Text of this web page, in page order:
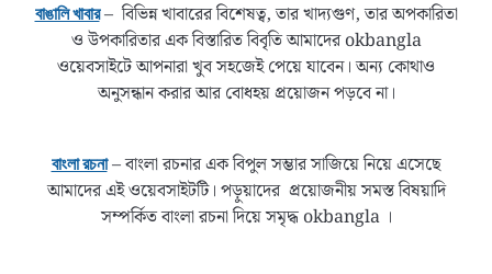
বাঙালি খাবার– বিভিন্ন খাবারের বিশেষত্ব, তার খাদ্যগুণ, তার অপকারিতা
ও উপকারিতার এক বিস্তারিত বিবৃতি আমাদের okbangla
ওয়েবসাইটে আপনারা খুব সহজেই পেয়ে যাবেন। অন্য কোথাও
অনুসন্ধান করার আর বোধহয় প্রয়োজন পড়বে না।
বাংলা রচনা– বাংলা রচনার এক বিপুল সম্ভার সাজিয়ে নিয়ে এসেছে
আমাদের এই ওয়েবসাইটটি। পড়ুয়াদের প্রয়োজনীয় সমস্ত বিষয়াদি
সম্পর্কিত বাংলা রচনা দিয়ে সমৃদ্ধ okbangla ।